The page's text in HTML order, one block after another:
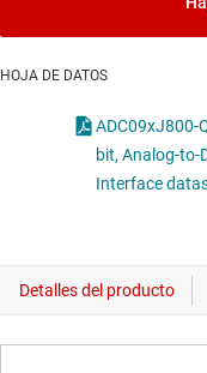
HOJA DE DATOS
ADC09xJ800-Q1 Quad, Dual, Single
bit, Analog-to-Digital Converter (ADC) with JESD204C
Interface